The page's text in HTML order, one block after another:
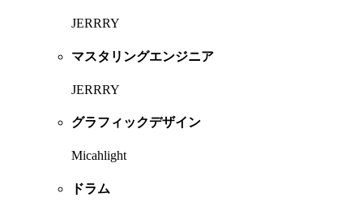
JERRRY
マスタリングエンジニア
JERRRY
グラフィックデザイン
Micahlight
ドラム